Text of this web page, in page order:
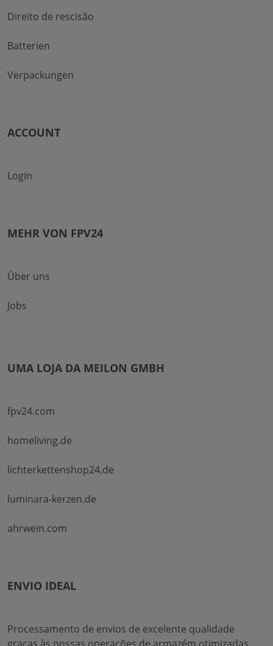
Direito de rescisão
Batterien
Verpackungen
ACCOUNT
Login
MEHR VON FPV24
Über uns
Jobs
UMA LOJA DA MEILON GMBH
fpv24.com
homeliving.de
lichterkettenshop24.de
luminara-kerzen.de
ahrwein.com
ENVIO IDEAL
Processamento de envios de excelente qualidade